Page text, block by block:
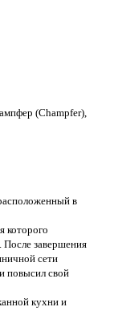
(Champfer),
в
которого
После завершения
сети
повысил свой
кухни и